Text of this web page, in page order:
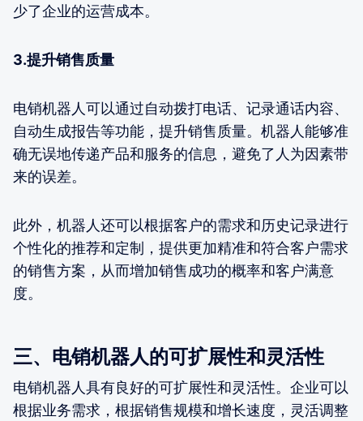
少了企业的运营成本。
3.提升销售质量
电销机器人可以通过自动拨打电话、记录通话内容、
自动生成报告等功能，提升销售质量。机器人能够准
确无误地传递产品和服务的信息，避免了人为因素带
来的误差。
此外，机器人还可以根据客户的需求和历史记录进行
个性化的推荐和定制，提供更加精准和符合客户需求
的销售方案，从而增加销售成功的概率和客户满意
度。
三、电销机器人的可扩展性和灵活性
电销机器人具有良好的可扩展性和灵活性。企业可以
根据业务需求，根据销售规模和增长速度，灵活调整